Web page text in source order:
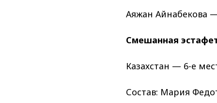
Аяжан Айнабекова
Смешанная
Казахстан — 6-е
Состав: Мария